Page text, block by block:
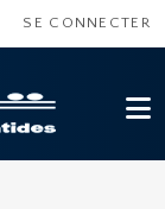
DU
SE CONNECTER